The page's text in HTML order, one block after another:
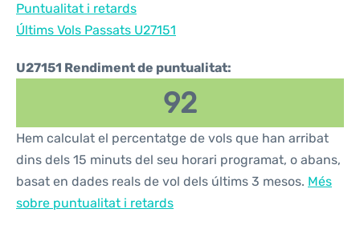
Puntualitat i retards
Últims Vols Passats U27151
U27151 Rendiment de puntualitat:
92
Hem calculat el percentatge de vols que han arribat
dins dels 15 minuts del seu horari programat, o abans,
basat en dades reals de vol dels últims 3 mesos. Més
sobre puntualitat i retards